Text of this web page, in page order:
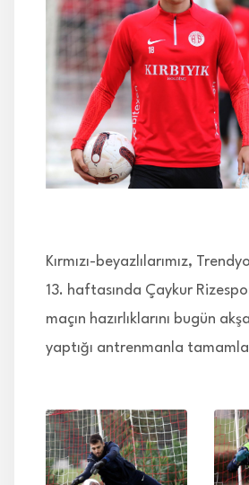
İLETİŞİM
Kırmızı-beyazlılarımız,
13. haftasında Çaykur
maçın hazırlıklarını bugün
yaptığı antrenmanla